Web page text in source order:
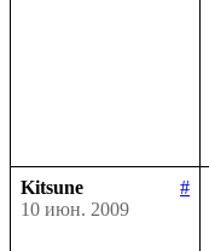
Kitsune
#
10 июн. 2009